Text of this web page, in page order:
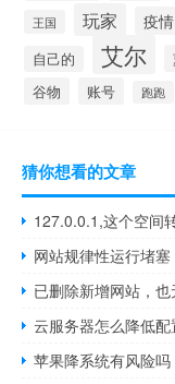
王国 玩家 疫情
自己的 艾尔
谷物 账号 跑跑
猜你想看的文章
127.0.0.1,这个空间
网站规律性运行堵
已删除新增网站，
云服务器怎么降低
苹果降系统有风险吗